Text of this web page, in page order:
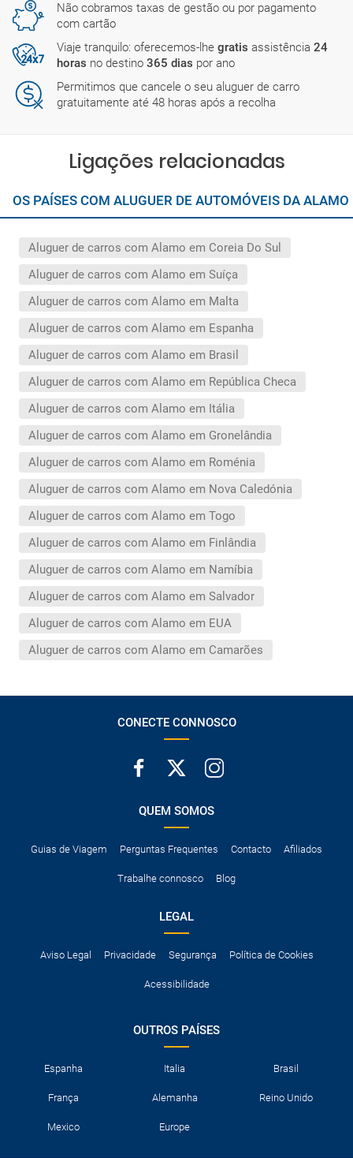
Não cobramos taxas de gestão ou por pagamento
com cartão
Viaje tranquilo: oferecemos-lhe gratis assistência 24
horas no destino 365 dias por ano
Permitimos que cancele o seu aluguer de carro
gratuitamente até 48 horas após a recolha
Ligações relacionadas
OS PAÍSES COM ALUGUER DE AUTOMÓVEIS DA
Aluguer de carros com Alamo em Coreia Do Sul
Aluguer de carros com Alamo em Suíça
Aluguer de carros com Alamo em Malta
Aluguer de carros com Alamo em Espanha
Aluguer de carros com Alamo em Brasil
Aluguer de carros com Alamo em República Checa
Aluguer de carros com Alamo em Itália
Aluguer de carros com Alamo em Gronelândia
Aluguer de carros com Alamo em Roménia
Aluguer de carros com Alamo em Nova Caledónia
Aluguer de carros com Alamo em Togo
Aluguer de carros com Alamo em Finlândia
Aluguer de carros com Alamo em Namíbia
Aluguer de carros com Alamo em Salvador
Aluguer de carros com Alamo em EUA
Aluguer de carros com Alamo em Camarões
CONECTE CONNOSCO
QUEM SOMOS
Guias de Viagem Perguntas Frequentes Contacto Afiliados
Trabalhe connosco Blog
LEGAL
Aviso Legal Privacidade Segurança Política de Cookies
Acessibilidade
OUTROS PAÍSES
Espanha Italia Brasil
França Alemanha Reino Unido
Mexico Europe